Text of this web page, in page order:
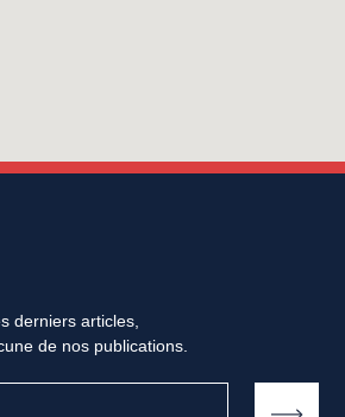
derniers articles,
de nos publications.